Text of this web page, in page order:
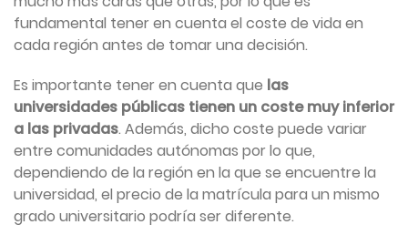
fundamental tener en cuenta el coste de vida en
cada región antes de tomar una decisión.
Es importante tener en cuenta que las
universidades públicas tienen un coste muy inferior
a las privadas. Además, dicho coste puede variar
entre comunidades autónomas por lo que,
dependiendo de la región en la que se encuentre la
universidad, el precio de la matrícula para un mismo
grado universitario podría ser diferente.